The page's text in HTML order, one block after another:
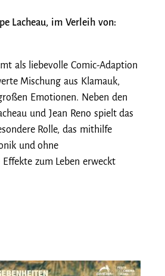
Lacheau, im Verleih von:
als liebevolle Comic-Adaption
Mischung aus Klamauk,
Emotionen. Neben den
und Jean Reno spielt das
Rolle, das mithilfe
und ohne
zum Leben erweckt